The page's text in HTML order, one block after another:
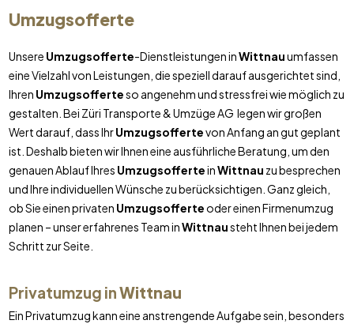
Umzugsofferte
Unsere Umzugsofferte-Dienstleistungen inWittnauumfassen
eine Vielzahl von Leistungen, die speziell darauf ausgerichtet sind,
Ihren Umzugsofferteso angenehm und stressfrei wie möglich zu
gestalten. Bei Züri Transporte & Umzüge AG legen wir großen
Wert darauf, dass IhrUmzugsoffertevon Anfang an gut geplant
ist. Deshalb bieten wir Ihnen eine ausführliche Beratung, um den
genauen Ablauf Ihres UmzugsofferteinWittnau zu besprechen
und Ihre individuellen Wünsche zu berücksichtigen. Ganz gleich,
ob Sie einen privaten Umzugsofferteoder einen Firmenumzug
planen – unser erfahrenes Team inWittnausteht Ihnen bei jedem
Schritt zur Seite.
Privatumzug inWittnau
Ein Privatumzug kann eine anstrengende Aufgabe sein, besonders